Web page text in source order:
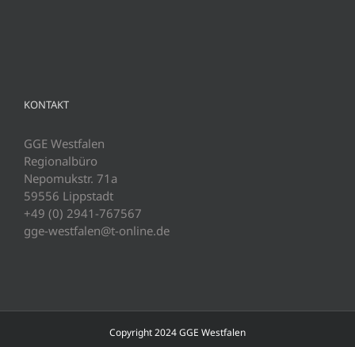
KONTAKT
GGE Westfalen
Regionalbüro
Nepomukstr. 71a
59556 Lippstadt
+49 (0) 2941-767567
gge-westfalen@t-online.de
Copyright 2024 GGE Westfalen